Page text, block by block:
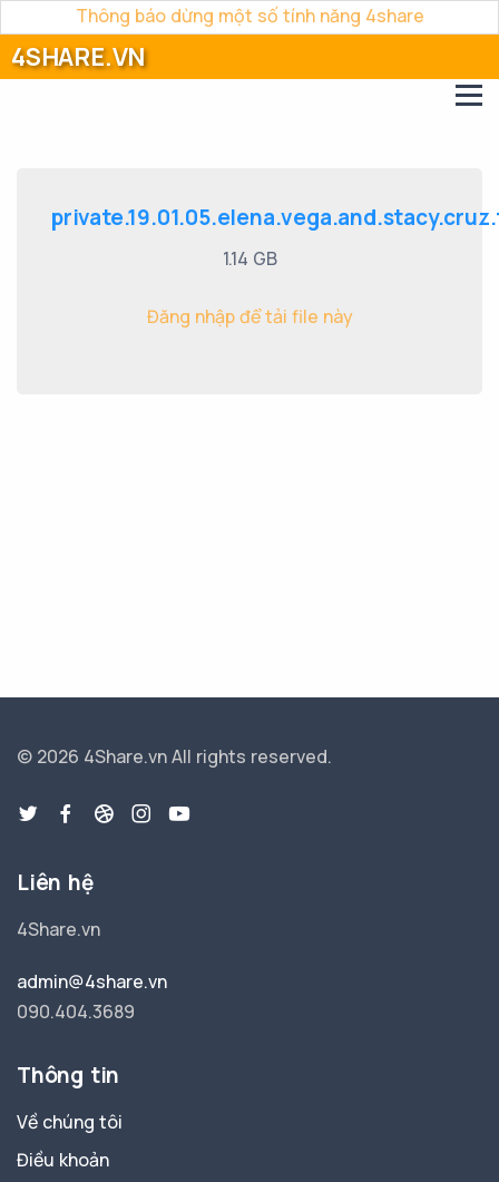
Thông báo dừng một số tính năng 4share
4SHARE.VN
1.14 GB
Đăng nhập để tải file này
© 2026 4Share.vnAll rights reserved.
Liên hệ
4Share.vn
admin@4share.vn
090.404.3689
Thông tin
Về chúng tôi
Điều khoản